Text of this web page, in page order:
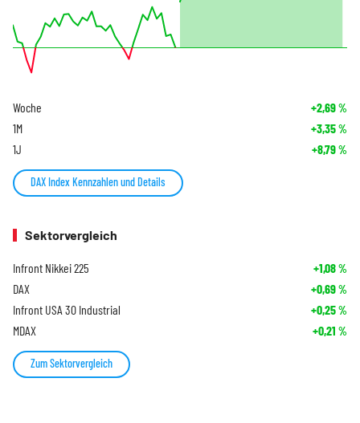
Woche +2,69%
1M +3,35%
1J +8,79%
DAX Index Kennzahlen und Details
Sektorvergleich
Infront Nikkei 225 +1,08%
DAX +0,69%
Infront USA 30 Industrial +0,25%
MDAX +0,21 %
Zum Sektorvergleich